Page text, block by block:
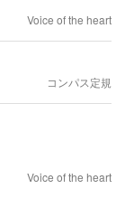
Voice of the heart
コンパス定規
Voice of the heart